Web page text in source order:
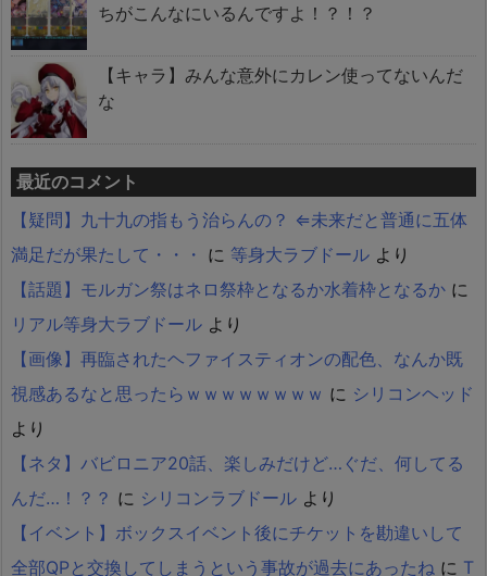
ちがこんなにいるんですよ！？！？
【キャラ】みんな意外にカレン使ってないんだ
な
最近のコメント
【疑問】九十九の指もう治らんの？ ⇐未来だと普通に五体
満足だが果たして・・・ に 等身大ラブドール より
【話題】モルガン祭はネロ祭枠となるか水着枠となるか に
リアル等身大ラブドール より
【画像】再臨されたヘファイスティオンの配色、なんか既
視感あるなと思ったらｗｗｗｗｗｗｗｗ に シリコンヘッド
より
【ネタ】バビロニア20話、楽しみだけど…ぐだ、何してる
んだ…！？？ に シリコンラブドール より
【イベント】ボックスイベント後にチケットを勘違いして
全部QPと交換してしまうという事故が過去にあったね に T